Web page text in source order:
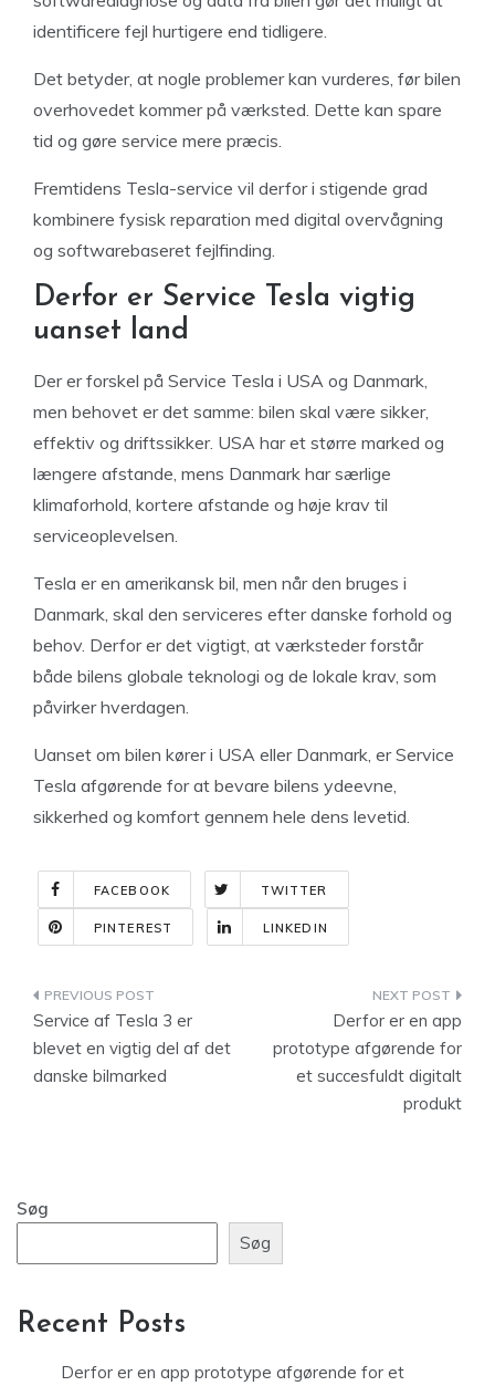
identificere fejl hurtigere end tidligere.
Det betyder, at nogle problemer kan vurderes, før bilen
overhovedet kommer på værksted. Dette kan spare
tid og gøre service mere præcis.
Fremtidens Tesla-service vil derfor i stigende grad
kombinere fysisk reparation med digital overvågning
og softwarebaseret fejlfinding.
Derfor er Service Tesla vigtig
uanset land
Der er forskel på Service Tesla i USA og Danmark,
men behovet er det samme: bilen skal være sikker,
effektiv og driftssikker. USA har et større marked og
længere afstande, mens Danmark har særlige
klimaforhold, kortere afstande og høje krav til
serviceoplevelsen.
Tesla er en amerikansk bil, men når den bruges i
Danmark, skal den serviceres efter danske forhold og
behov. Derfor er det vigtigt, at værksteder forstår
både bilens globale teknologi og de lokale krav, som
påvirker hverdagen.
Uanset om bilen kører i USA eller Danmark, er Service
Tesla afgørende for at bevare bilens ydeevne,
sikkerhed og komfort gennem hele dens levetid.
FACEBOOK TWITTER
PINTEREST LINKEDIN
Indlægsnavigation
Service af Tesla 3 er
blevet en vigtig del af det
danske bilmarked
Derfor er en app
prototype afgørende for
et succesfuldt digitalt
produkt
Søg
Søg
Recent Posts
Derfor er en app prototype afgørende for et